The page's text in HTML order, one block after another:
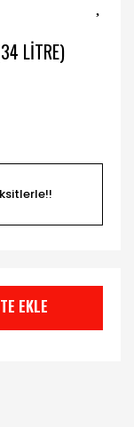
LITRE)
EKLE